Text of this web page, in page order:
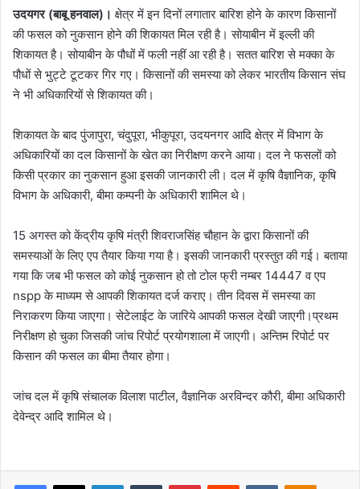
उदयगर (बाबू हनवाल)। क्षेत्र में इन दिनों लगातार बारिश होने के कारण किसानों
की फसल को नुकसान होने की शिकायत मिल रही है। सोयाबीन में इल्ली की
शिकायत है। सोयाबीन के पौधों में फली नहीं आ रही है। सतत बारिश से मक्का के
पौधों से भुट्टे टूटकर गिर गए। किसानों की समस्या को लेकर भारतीय किसान संघ
ने भी अधिकारियों से शिकायत की।
शिकायत के बाद पुंजापुरा, चंदुपूरा, भीकुपूरा, उदयनगर आदि क्षेत्र में विभाग के
अधिकारियों का दल किसानों के खेत का निरीक्षण करने आया। दल ने फसलों को
किसी प्रकार का नुकसान हुआ इसकी जानकारी ली। दल में कृषि वैज्ञानिक, कृषि
विभाग के अधिकारी, बीमा कम्पनी के अधिकारी शामिल थे।
15 अगस्त को केंद्रीय कृषि मंत्री शिवराजसिंह चौहान के द्वारा किसानों की
समस्याओं के लिए एप तैयार किया गया है। इसकी जानकारी प्रस्तुत की गई। बताया
गया कि जब भी फसल को कोई नुकसान हो तो टोल फ्री नम्बर 14447 व एप
nspp के माध्यम से आपकी शिकायत दर्ज कराए। तीन दिवस में समस्या का
निराकरण किया जाएगा। सेटेलाईट के जारिये आपकी फसल देखी जाएगी।प्रथम
निरीक्षण हो चुका जिसकी जांच रिपोर्ट प्रयोगशाला में जाएगी। अन्तिम रिपोर्ट पर
किसान की फसल का बीमा तैयार होगा।
जांच दल में कृषि संचालक विलाश पाटील, वैज्ञानिक अरविन्दर कौरी, बीमा अधिकारी
देवेन्द्र आदि शामिल थे।
Facebook
X LinkedInTumblr PinterestReddit VKontakte